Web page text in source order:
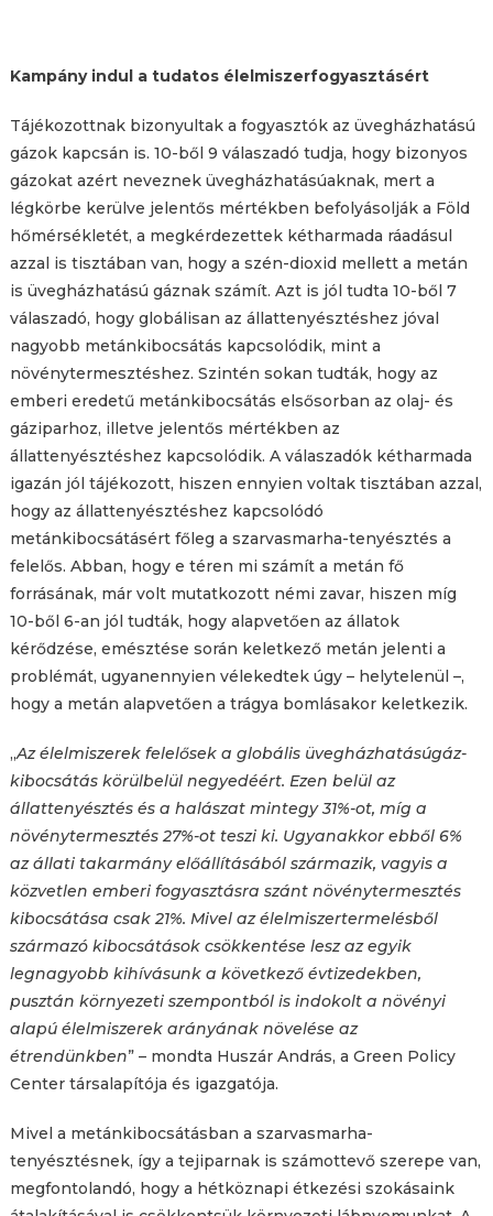
Kampány indul a tudatos élelmiszerfogyasztásért
Tájékozottnak bizonyultak a fogyasztók az üvegházhatású
gázok kapcsán is. 10-ből 9 válaszadó tudja, hogy bizonyos
gázokat azért neveznek üvegházhatásúaknak, mert a
légkörbe kerülve jelentős mértékben befolyásolják a Föld
hőmérsékletét, a megkérdezettek kétharmada ráadásul
azzal is tisztában van, hogy a szén-dioxid mellett a metán
is üvegházhatású gáznak számít. Azt is jól tudta 10-ből 7
válaszadó, hogy globálisan az állattenyésztéshez jóval
nagyobb metánkibocsátás kapcsolódik, mint a
növénytermesztéshez. Szintén sokan tudták, hogy az
emberi eredetű metánkibocsátás elsősorban az olaj- és
gáziparhoz, illetve jelentős mértékben az
állattenyésztéshez kapcsolódik. A válaszadók kétharmada
igazán jól tájékozott, hiszen ennyien voltak tisztában azzal,
hogy az állattenyésztéshez kapcsolódó
metánkibocsátásért főleg a szarvasmarha-tenyésztés a
felelős. Abban, hogy e téren mi számít a metán fő
forrásának, már volt mutatkozott némi zavar, hiszen míg
10-ből 6-an jól tudták, hogy alapvetően az állatok
kérődzése, emésztése során keletkező metán jelenti a
problémát, ugyanennyien vélekedtek úgy – helytelenül –,
hogy a metán alapvetően a trágya bomlásakor keletkezik.
„Az élelmiszerek felelősek a globális üvegházhatásúgáz-
kibocsátás körülbelül negyedéért. Ezen belül az
állattenyésztés és a halászat mintegy 31%-ot, míg a
növénytermesztés 27%-ot teszi ki. Ugyanakkor ebből 6%
az állati takarmány előállításából származik, vagyis a
közvetlen emberi fogyasztásra szánt növénytermesztés
kibocsátása csak 21%. Mivel az élelmiszertermelésből
származó kibocsátások csökkentése lesz az egyik
legnagyobb kihívásunk a következő évtizedekben,
pusztán környezeti szempontból is indokolt a növényi
alapú élelmiszerek arányának növelése az
étrendünkben” – mondta Huszár András, a Green Policy
Center társalapítója és igazgatója.
Mivel a metánkibocsátásban a szarvasmarha-
tenyésztésnek, így a tejiparnak is számottevő szerepe van,
megfontolandó, hogy a hétköznapi étkezési szokásaink